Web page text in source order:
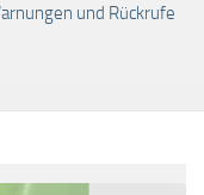
und Rückrufe